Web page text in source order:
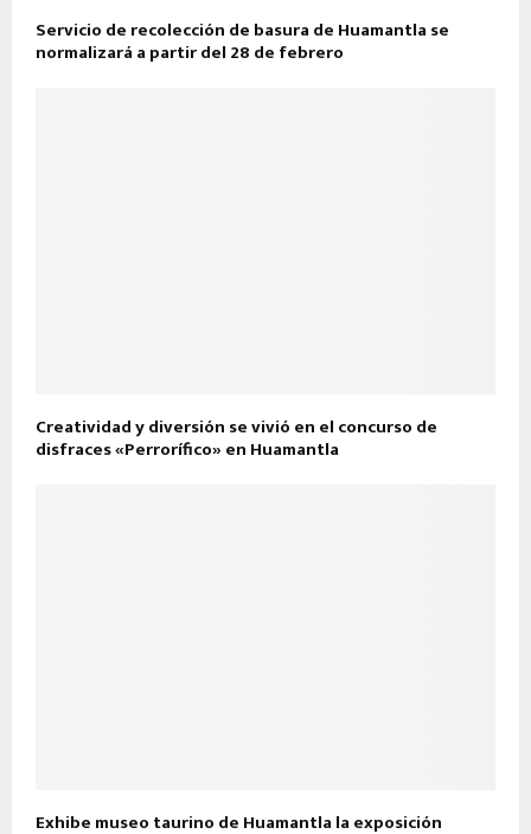
Servicio de recolección de basura de Huamantla se
normalizará a partir del 28 de febrero
Creatividad y diversión se vivió en el concurso de
disfraces «Perrorífico» en Huamantla
Exhibe museo taurino de Huamantla la exposición